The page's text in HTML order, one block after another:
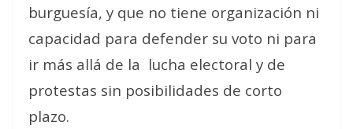
burguesía, y que no tiene organización ni
capacidad para defender su voto ni para
ir más allá de la lucha electoral y de
protestas sin posibilidades de corto
plazo.